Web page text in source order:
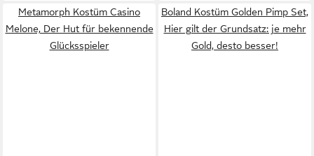
Metamorph Kostüm Casino
Melone, Der Hut für bekennende
Glücksspieler
Boland Kostüm Golden Pimp Set,
Hier gilt der Grundsatz: je mehr
Gold, desto besser!